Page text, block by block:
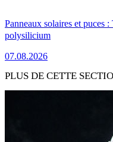
Panneaux solaires et puces
polysilicium
07.08.2026
PLUS DE CETTE